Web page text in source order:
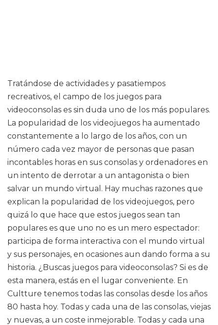
Tratándose de actividades y pasatiempos
recreativos, el campo de los juegos para
videoconsolas es sin duda uno de los más populares.
La popularidad de los videojuegos ha aumentado
constantemente a lo largo de los años, con un
número cada vez mayor de personas que pasan
incontables horas en sus consolas y ordenadores en
un intento de derrotar a un antagonista o bien
salvar un mundo virtual. Hay muchas razones que
explican la popularidad de los videojuegos, pero
quizá lo que hace que estos juegos sean tan
populares es que uno no es un mero espectador:
participa de forma interactiva con el mundo virtual
y sus personajes, en ocasiones aun dando forma a su
historia. ¿Buscas juegos para videoconsolas? Si es de
esta manera, estás en el lugar conveniente. En
Cultture tenemos todas las consolas desde los años
80 hasta hoy. Todas y cada una de las consolas, viejas
y nuevas, a un coste inmejorable. Todas y cada una